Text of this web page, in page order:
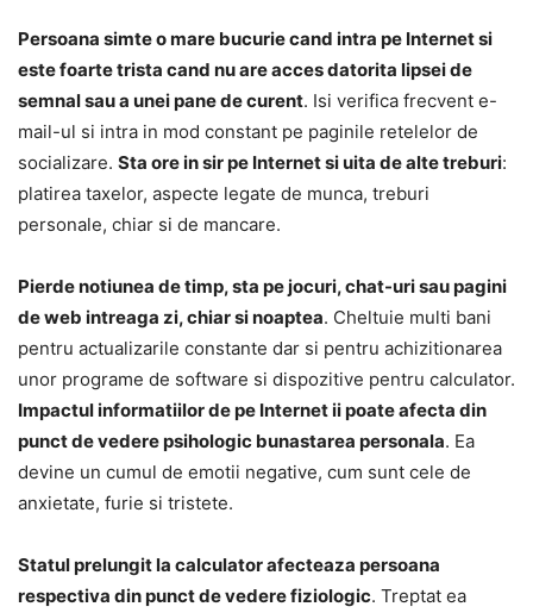
Persoana simte o mare bucurie cand intra pe Internet si
este foarte trista cand nu are acces datorita lipsei de
semnal sau a unei pane de curent. Isi verifica frecvent e-
mail-ul si intra in mod constant pe paginile retelelor de
socializare. Sta ore in sir pe Internet si uita de alte treburi:
platirea taxelor, aspecte legate de munca, treburi
personale, chiar si de mancare.
Pierde notiunea de timp, sta pe jocuri, chat-uri sau pagini
de web intreaga zi, chiar si noaptea. Cheltuie multi bani
pentru actualizarile constante dar si pentru achizitionarea
unor programe de software si dispozitive pentru calculator.
Impactul informatiilor de pe Internet ii poate afecta din
punct de vedere psihologic bunastarea personala. Ea
devine un cumul de emotii negative, cum sunt cele de
anxietate, furie si tristete.
Statul prelungit la calculator afecteaza persoana
respectiva din punct de vedere fiziologic. Treptat ea